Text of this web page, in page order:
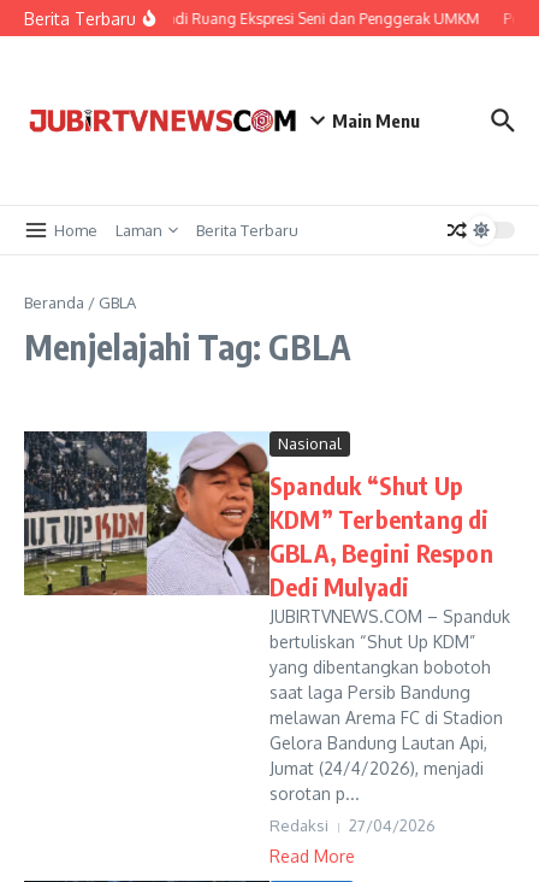
Berita Terbaru
Plara Fest 2026 Jadi Ruang Ekspresi Seni dan Penggerak UMKM
Main Menu
Home Laman Berita Terbaru
Beranda / GBLA
Menjelajahi Tag: GBLA
Nasional
Spanduk “Shut Up
KDM” Terbentang di
GBLA, Begini Respon
Dedi Mulyadi
JUBIRTVNEWS.COM – Spanduk
bertuliskan “Shut Up KDM”
yang dibentangkan bobotoh
saat laga Persib Bandung
melawan Arema FC di Stadion
Gelora Bandung Lautan Api,
Jumat (24/4/2026), menjadi
sorotan p...
Redaksi 27/04/2026
Read More